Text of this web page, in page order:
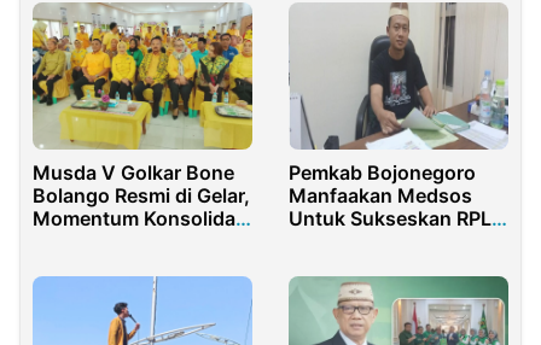
Enjiniring
Musda V Golkar Bone
Bolango Resmi di Gelar,
Momentum Konsolidasi
Pemkab Bojonegoro
Manfaakan Medsos
Untuk Sukseskan RPL